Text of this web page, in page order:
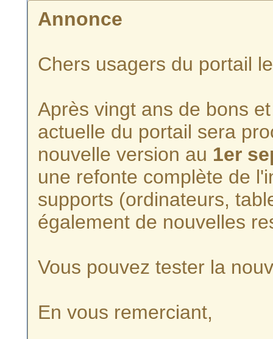
Annonce
Chers usagers du portail
Après vingt ans de bons
actuelle du portail sera
nouvelle version au 1er
une refonte complète de
supports (ordinateurs,
également de nouvelles
Vous pouvez tester la
En vous remerciant,